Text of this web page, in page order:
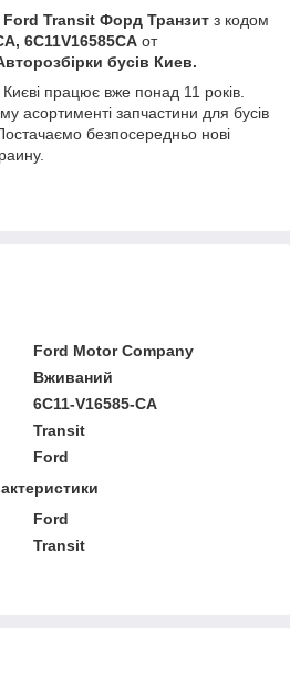
Ford Transit Форд Транзит з кодом
6C11V16585CA от
бусів Киев.
працює вже понад 11 років.
асортименті запчастини для бусів
безпосередньо нові
Ford Motor Company
Вживаний
6C11-V16585-CA
Transit
Ford
Ford
Transit